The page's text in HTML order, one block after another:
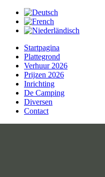
Startpagina
Plattegrond
Verhuur 2026
Prijzen 2026
Inrichting
De Camping
Diversen
Contact